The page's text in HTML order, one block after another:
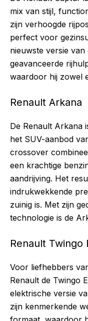
mix van stijl,
zijn verhoogde
perfect voor
nieuwste versie
geavanceerde
waardoor hij zowel
Renault Arkana
De Renault Arkana
het SUV-aanbod
crossover
een krachtige
aandrijving. Het
indrukwekkende
zuinig is. Met zijn
technologie is de
Renault Twingo
Voor liefhebbers
Renault de Twingo
elektrische versie
zijn kenmerkende